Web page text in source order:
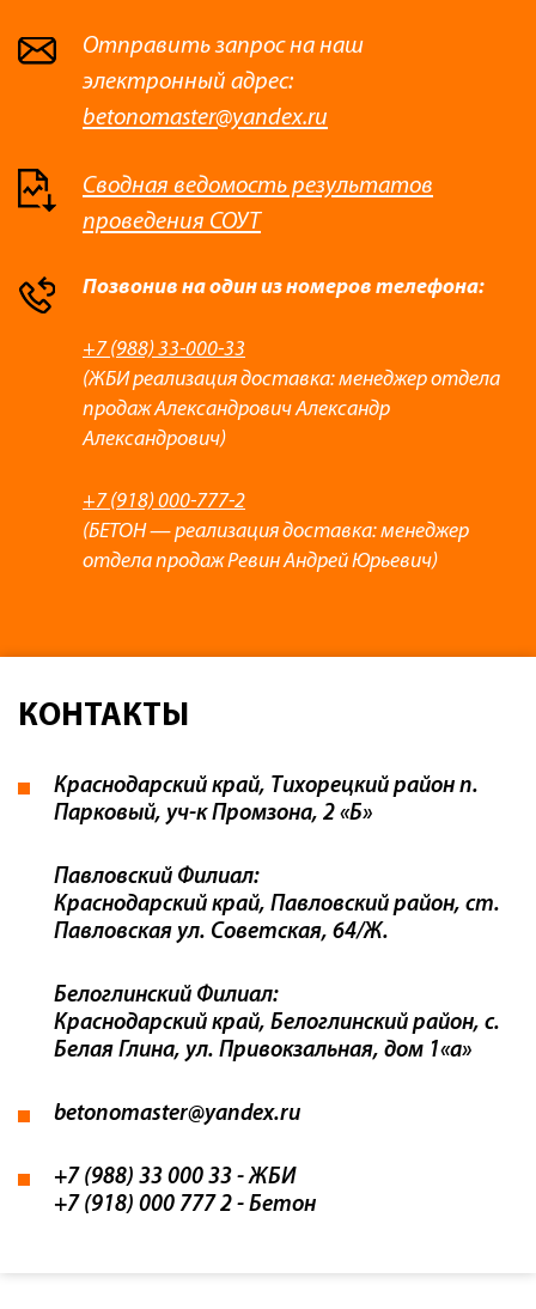
Отправить запрос на наш
электронный адрес:
betonomaster@yandex.ru
Сводная ведомость результатов
проведения СОУТ
Позвонив на один из номеров телефона:
+7 (988) 33-000-33
(ЖБИ реализация доставка: менеджер отдела
продаж Александрович Александр
Александрович)
+7 (918) 000-777-2
(БЕТОН — реализация доставка: менеджер
отдела продаж Ревин Андрей Юрьевич)
КОНТАКТЫ
Краснодарский край, Тихорецкий район п.
Парковый, уч-к Промзона, 2 «Б»
Павловский Филиал:
Краснодарский край, Павловский район, ст.
Павловская ул. Советская, 64/Ж.
Белоглинский Филиал:
Краснодарский край, Белоглинский район, с.
Белая Глина, ул. Привокзальная, дом 1«а»
betonomaster@yandex.ru
+7 (988) 33 000 33 - ЖБИ
+7 (918) 000 777 2 - Бетон